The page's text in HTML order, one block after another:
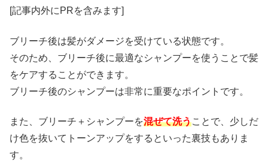
[記事内外にPRを含みます]
ブリーチ後は髪がダメージを受けている状態です。
そのため、ブリーチ後に最適なシャンプーを使うことで髪
をケアすることができます。
ブリーチ後のシャンプーは非常に重要なポイントです。
また、ブリーチ＋シャンプーを混ぜて洗うことで、少しだ
け色を抜いてトーンアップをするといった裏技もありま
す。